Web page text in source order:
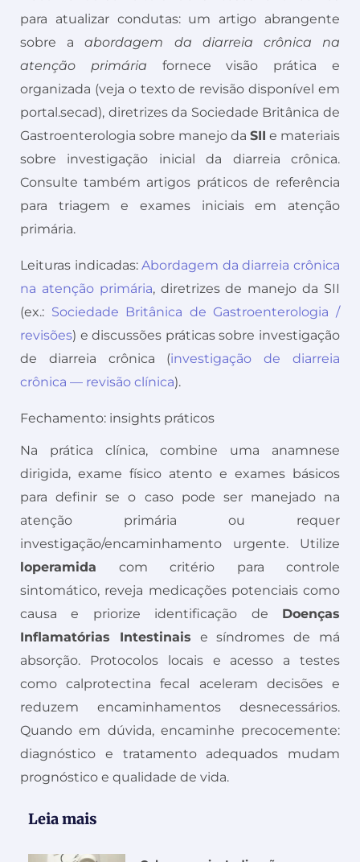
para atualizar condutas: um artigo abrangente
sobre aabordagem da diarreia crônica na
atenção primária fornece visão prática e
organizada (veja o texto de revisão disponível em
portal.secad), diretrizes da Sociedade Britânica de
Gastroenterologia sobre manejo da SII e materiais
sobre investigação inicial da diarreia crônica.
Consulte também artigos práticos de referência
para triagem e exames iniciais em atenção
primária.
Leituras indicadas:Abordagem da diarreia crônica
na atenção primária, diretrizes de manejo da SII
(ex.: Sociedade Britânica de Gastroenterologia /
revisões) e discussões práticas sobre investigação
de diarreia crônica (investigação de diarreia
crônica — revisão clínica).
Fechamento: insights práticos
Na prática clínica, combine uma anamnese
dirigida, exame físico atento e exames básicos
para definir se o caso pode ser manejado na
atenção primária ou requer
investigação/encaminhamento urgente. Utilize
loperamida com critério para controle
sintomático, reveja medicações potenciais como
causa e priorize identificação de Doenças
Inflamatórias Intestinais e síndromes de má
absorção. Protocolos locais e acesso a testes
como calprotectina fecal aceleram decisões e
reduzem encaminhamentos desnecessários.
Quando em dúvida, encaminhe precocemente:
diagnóstico e tratamento adequados mudam
prognóstico e qualidade de vida.
Leia mais